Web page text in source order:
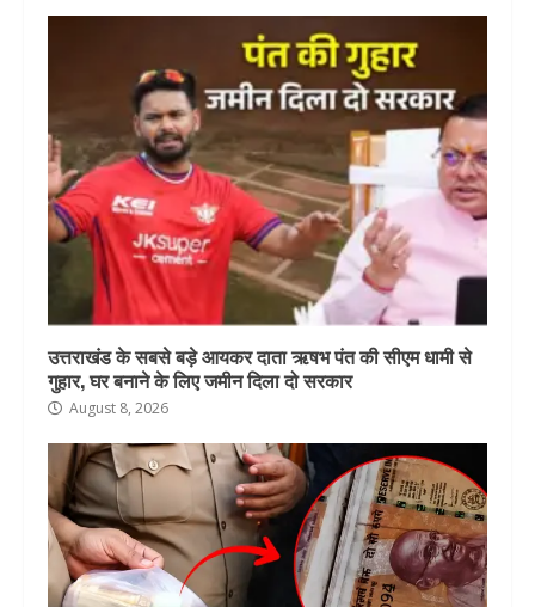
उत्तराखंड के सबसे बड़े आयकर दाता ऋषभ पंत की सीएम धामी से
गुहार, घर बनाने के लिए जमीन दिला दो सरकार
August 8, 2026